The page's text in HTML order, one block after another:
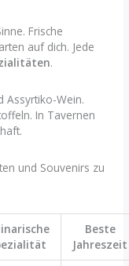
Frische
auf dich. Jede
.
Assyrtiko-Wein.
In Tavernen
und Souvenirs zu
Beste
Jahreszeit